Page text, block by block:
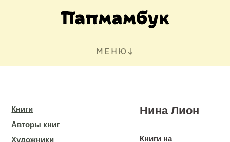
МЕНЮ
Книги
Авторы книг
Художники
Нина Лион
Книги на